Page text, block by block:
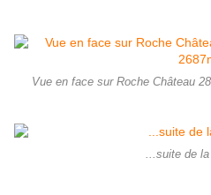
Vue en face sur Roche Château
...suite de la